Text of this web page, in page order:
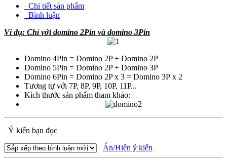
Chi tiết sản phẩm
Bình luận
Ví dụ: Chỉ với domino 2Pin và domino 3Pin
Domino 4Pin = Domino 2P + Domino 2P
Domino 5Pin = Domino 2P + Domino 3P
Domino 6Pin = Domino 2P x 3 = Domino 3P x 2
Tương tự với 7P, 8P, 9P, 10P, 11P...
Kích thước sản phẩm tham khảo:
Ý kiến bạn đọc
Ẩn/Hiện ý kiến